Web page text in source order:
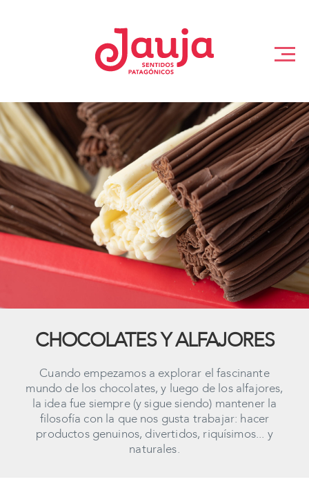
CHOCOLATES Y ALFAJORES
Cuando empezamos a explorar el fascinante
mundo de los chocolates, y luego de los alfajores,
la idea fue siempre (y sigue siendo) mantener la
filosofía con la que nos gusta trabajar: hacer
productos genuinos, divertidos, riquísimos... y
naturales.